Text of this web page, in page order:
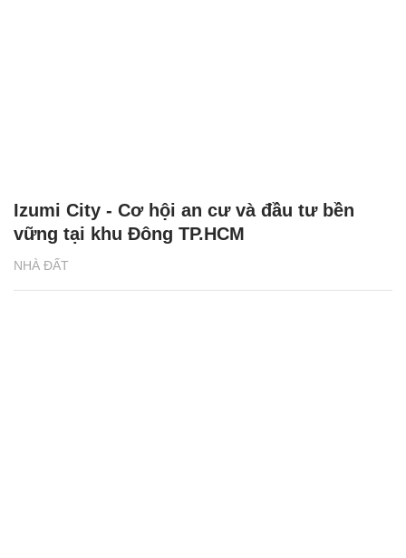
NHÀ ĐẤT
Izumi City - Cơ hội an cư và đầu tư bền
vững tại khu Đông TP.HCM